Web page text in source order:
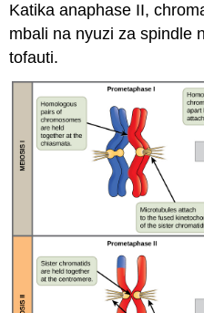
Katika anaphase II,
mbali na nyuzi za spindle
tofauti.